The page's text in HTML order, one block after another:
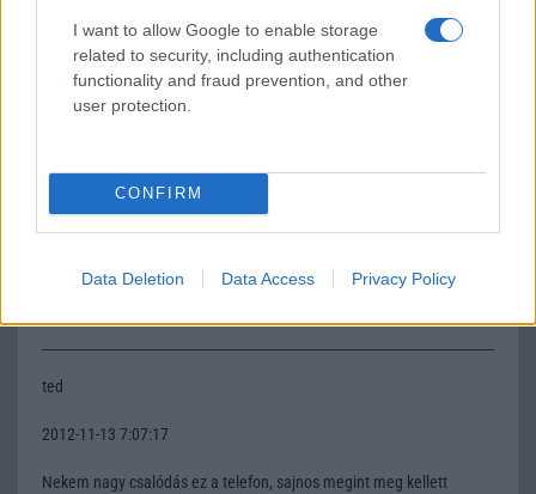
I want to allow Google to enable storage
related to security, including authentication
functionality and fraud prevention, and other
user protection.
CONFIRM
Data Deletion Data Access Privacy Policy
2012-4-18 18:10:15
A Nokia 700 processzora 1,3 GHz-en ketyeg az FP1 frissítés után
def
2012-5-20 6:29:13
Elég draga keszülek ahoz hogy egyoldalu a videohivas . Csak
fogadni lehet ugy mint a 6233 as on . A nokia kihagyta az elölapi
ted
2012-11-13 7:07:17
Nekem nagy csalódás ez a telefon, sajnos megint meg kellett